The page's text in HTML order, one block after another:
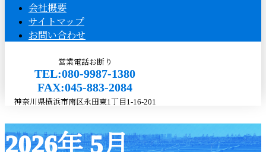
会社概要
サイトマップ
お問い合わせ
営業電話お断り
TEL:080-9987-1380
FAX:045-883-2084
神奈川県横浜市南区永田東1丁目1-16-201
メールフォーム
2026年 5月